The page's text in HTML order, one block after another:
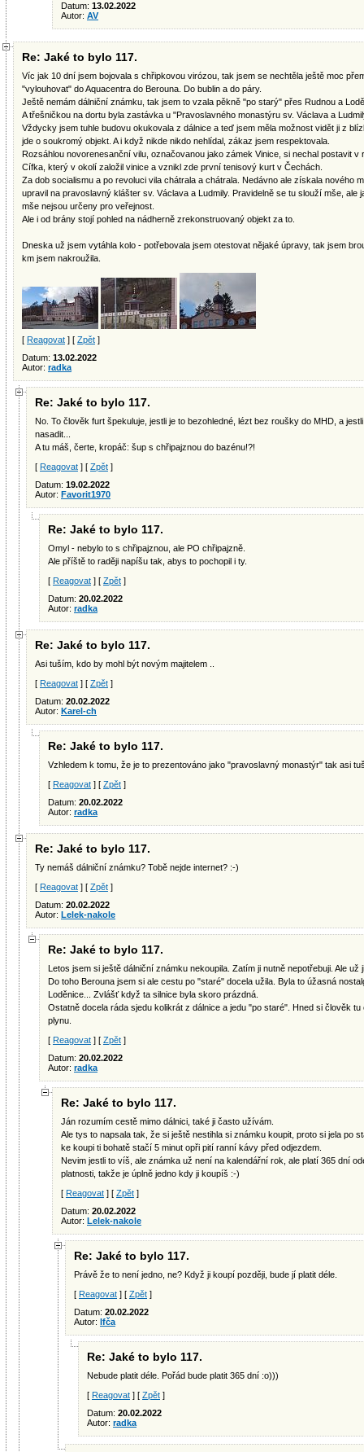
Datum: 13.02.2022
Autor: AV
Re: Jaké to bylo 117.
Víc jak 10 dní jsem bojovala s chřipkovou virózou, tak jsem se nechtěla ještě moc
"vylouhovat" do Aquacentra do Berouna. Do bublin a do páry.
Ještě nemám dálniční známku, tak jsem to vzala pěkně "po starý" přes Rudnou a
A třešničkou na dortu byla zastávka u "Pravoslavného monastýru sv. Václava a
Vždycky jsem tuhle budovu okukovala z dálnice a teď jsem měla možnost vidět ji z
jde o soukromý objekt. A i když nikde nikdo nehlídal, zákaz jsem respektovala.
Rozsáhlou novorenesanční vilu, označovanou jako zámek Vinice, si nechal postavit v
Cífka, který v okolí založil vinice a vznikl zde první tenisový kurt v Čechách.
Za dob socialismu a po revoluci vila chátrala a chátrala. Nedávno ale získala nového
upravil na pravoslavný klášter sv. Václava a Ludmily. Pravidelně se tu slouží mše,
mše nejsou určeny pro veřejnost.
Ale i od brány stojí pohled na nádherně zrekonstruovaný objekt za to.
Dneska už jsem vytáhla kolo - potřebovala jsem otestovat nějaké úpravy, tak jsem
km jsem nakroužila.
[ Reagovat ] [ Zpět ]
Datum: 13.02.2022
Autor: radka
Re: Jaké to bylo 117.
No. To člověk furt špekuluje, jestli je to bezohledné, lézt bez roušky do MHD, a
nasadit...
A tu máš, čerte, kropáč: šup s chřipajznou do bazénu!?!
[ Reagovat ] [ Zpět ]
Datum: 19.02.2022
Autor: Favorit1970
Re: Jaké to bylo 117.
Omyl - nebylo to s chřipajznou, ale PO chřipajzně.
Ale příště to raději napíšu tak, abys to pochopil i ty.
[ Reagovat ] [ Zpět ]
Datum: 20.02.2022
Autor: radka
Re: Jaké to bylo 117.
Asi tuším, kdo by mohl být novým majitelem ..
[ Reagovat ] [ Zpět ]
Datum: 20.02.2022
Autor: Karel-ch
Re: Jaké to bylo 117.
Vzhledem k tomu, že je to prezentováno jako "pravoslavný monastýr" tak asi
[ Reagovat ] [ Zpět ]
Datum: 20.02.2022
Autor: radka
Re: Jaké to bylo 117.
Ty nemáš dálniční známku? Tobě nejde internet? :-)
[ Reagovat ] [ Zpět ]
Datum: 20.02.2022
Autor: Lelek-nakole
Re: Jaké to bylo 117.
Letos jsem si ještě dálniční známku nekoupila. Zatím ji nutně nepotřebuji. Ale už
Do toho Berouna jsem si ale cestu po "staré" docela užila. Byla to úžasná
Loděnice... Zvlášť když ta silnice byla skoro prázdná.
Ostatně docela ráda sjedu kolikrát z dálnice a jedu "po staré". Hned si člověk
plynu.
[ Reagovat ] [ Zpět ]
Datum: 20.02.2022
Autor: radka
Re: Jaké to bylo 117.
Ján rozumím cestě mimo dálnici, také ji často užívám.
Ale tys to napsala tak, že si ještě nestihla si známku koupit, proto si jela po
ke koupi ti bohatě stačí 5 minut opři pití ranní kávy před odjezdem.
Nevim jestli to víš, ale známka už není na kalendářní rok, ale platí 365 dní
platnosti, takže je úplně jedno kdy ji koupíš :-)
[ Reagovat ] [ Zpět ]
Datum: 20.02.2022
Autor: Lelek-nakole
Re: Jaké to bylo 117.
Právě že to není jedno, ne? Když ji koupí později, bude jí platit déle.
[ Reagovat ] [ Zpět ]
Datum: 20.02.2022
Autor: Ifča
Re: Jaké to bylo 117.
Nebude platit déle. Pořád bude platit 365 dní :o)))
[ Reagovat ] [ Zpět ]
Datum: 20.02.2022
Autor: radka